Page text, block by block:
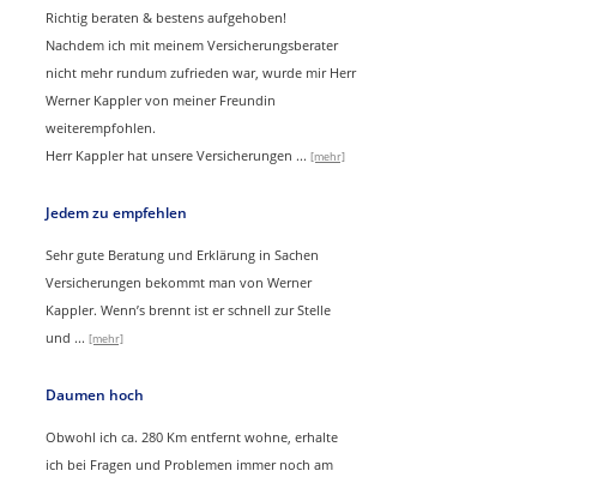
Richtig beraten & bestens aufgehoben!
Nachdem ich mit meinem Versicherungsberater
nicht mehr rundum zufrieden war, wurde mir Herr
Werner Kappler von meiner Freundin
weiterempfohlen.
Herr Kappler hat unsere Versicherungen ... [mehr]
Jedem zu empfehlen
Sehr gute Beratung und Erklärung in Sachen
Versicherungen bekommt man von Werner
Kappler. Wenn’s brennt ist er schnell zur Stelle
und ... [mehr]
Daumen hoch
Obwohl ich ca. 280 Km entfernt wohne, erhalte
ich bei Fragen und Problemen immer noch am